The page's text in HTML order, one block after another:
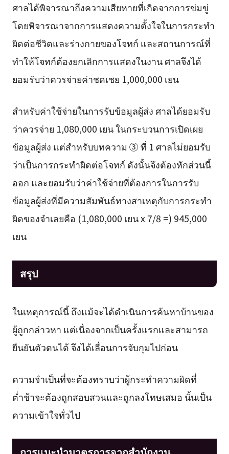
ศาลได้พิจารณาถึงความเสียหายที่เกิดจากการข่มขู่
โดยพิจารณาจากการแสดงความตั้งใจในการกระทำ
ผิดต่อชีวิตและร่างกายของโจทก์ และสถานการณ์ที่
ทำให้โจทก์ต้องยกเลิกการแสดงในงาน ศาลจึงได้
ยอมรับว่าควรจ่ายค่าชดเชย 1,000,000 เยน
สำหรับค่าใช้จ่ายในการรับข้อมูลผู้ส่ง ศาลได้ยอมรับ
ว่าควรจ่าย 1,080,000 เยน ในกระบวนการเปิดเผย
ข้อมูลผู้ส่ง แต่สำหรับบทความ ③ ที่ 1 ศาลไม่ยอมรับ
ว่าเป็นการกระทำผิดต่อโจทก์ ดังนั้นจึงต้องหักส่วนนี้
ออก และยอมรับว่าค่าใช้จ่ายที่ต้องการในการรับ
ข้อมูลผู้ส่งที่มีความสัมพันธ์ทางสาเหตุกับการกระทำ
ผิดของจำเลยคือ (1,080,000 เยน x 7/8 =) 945,000
เยน
สรุป
ในเหตุการณ์นี้ ถึงแม้จะได้ดำเนินการค้นหาบ้านของ
ผู้ถูกกล่าวหา แต่เนื่องจากเป็นครั้งแรกและสามารถ
ยืนยันตัวตนได้ จึงได้เลื่อนการจับกุมไปก่อน
ความจำเป็นที่จะต้องทราบว่าผู้กระทำความผิดที่
ต่ำช้าจะต้องถูกสอบสวนและถูกลงโทษเสมอ นั้นเป็น
ความเข้าใจทั่วไป